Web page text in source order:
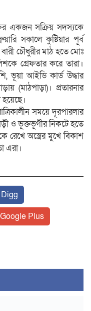
একজন সক্রিয় সদস্যকে
সকালে কুষ্টিয়ার পূর্ব
চৌধুরীর মাঠ হতে মোঃ
গ্রেফতার করে তারা।
ভূয়া আইডি কার্ড উদ্ধার
(মাঠপাড়া)। প্রতারনার
সময়ে দূরপারলার
ও ভূক্তভূগীর নিকটে হতে
রেখে অস্ত্রের মুখে বিকাশ
এরা।
Digg
Google Plus